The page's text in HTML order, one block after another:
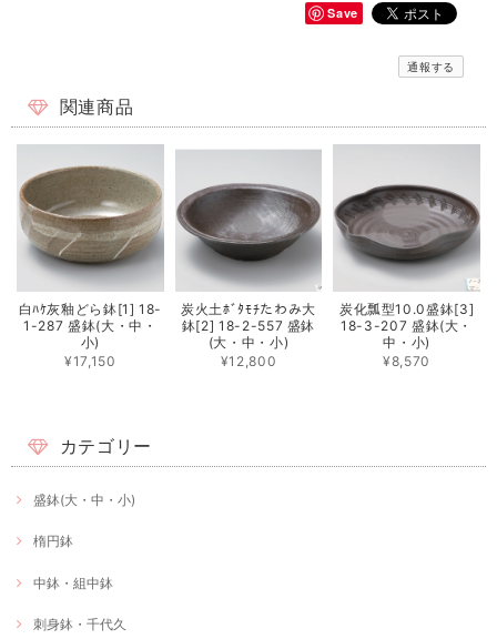
Save
通報する
関連商品
白ﾊｹ灰釉どら鉢[1] 18-
1-287 盛鉢(大・中・
小)
¥17,150
炭火土ﾎﾞﾀﾓﾁたわみ大
鉢[2] 18-2-557 盛鉢
(大・中・小)
¥12,800
炭化瓢型10.0盛鉢[3]
18-3-207 盛鉢(大・
中・小)
¥8,570
カテゴリー
盛鉢(大・中・小)
楕円鉢
中鉢・組中鉢
刺身鉢・千代久